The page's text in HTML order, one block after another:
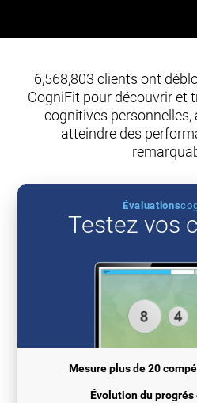
6,568,803 clients ont
CogniFit pour découvrir et
cognitives
atteindre des
Évaluations
Testez vos
Mesure plus de 20
Évolution du progrés